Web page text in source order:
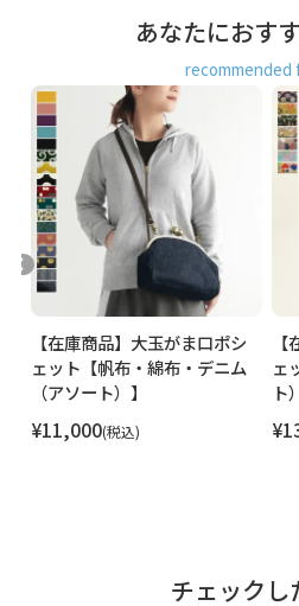
ンプル 水玉 ドット 個性的
あなたにおす
recommended
【在庫商品】大玉がま口ポシ
ェット【帆布・綿布・デニム
（アソート）】
¥11,000 税込
ェ
ト
¥
チェックし